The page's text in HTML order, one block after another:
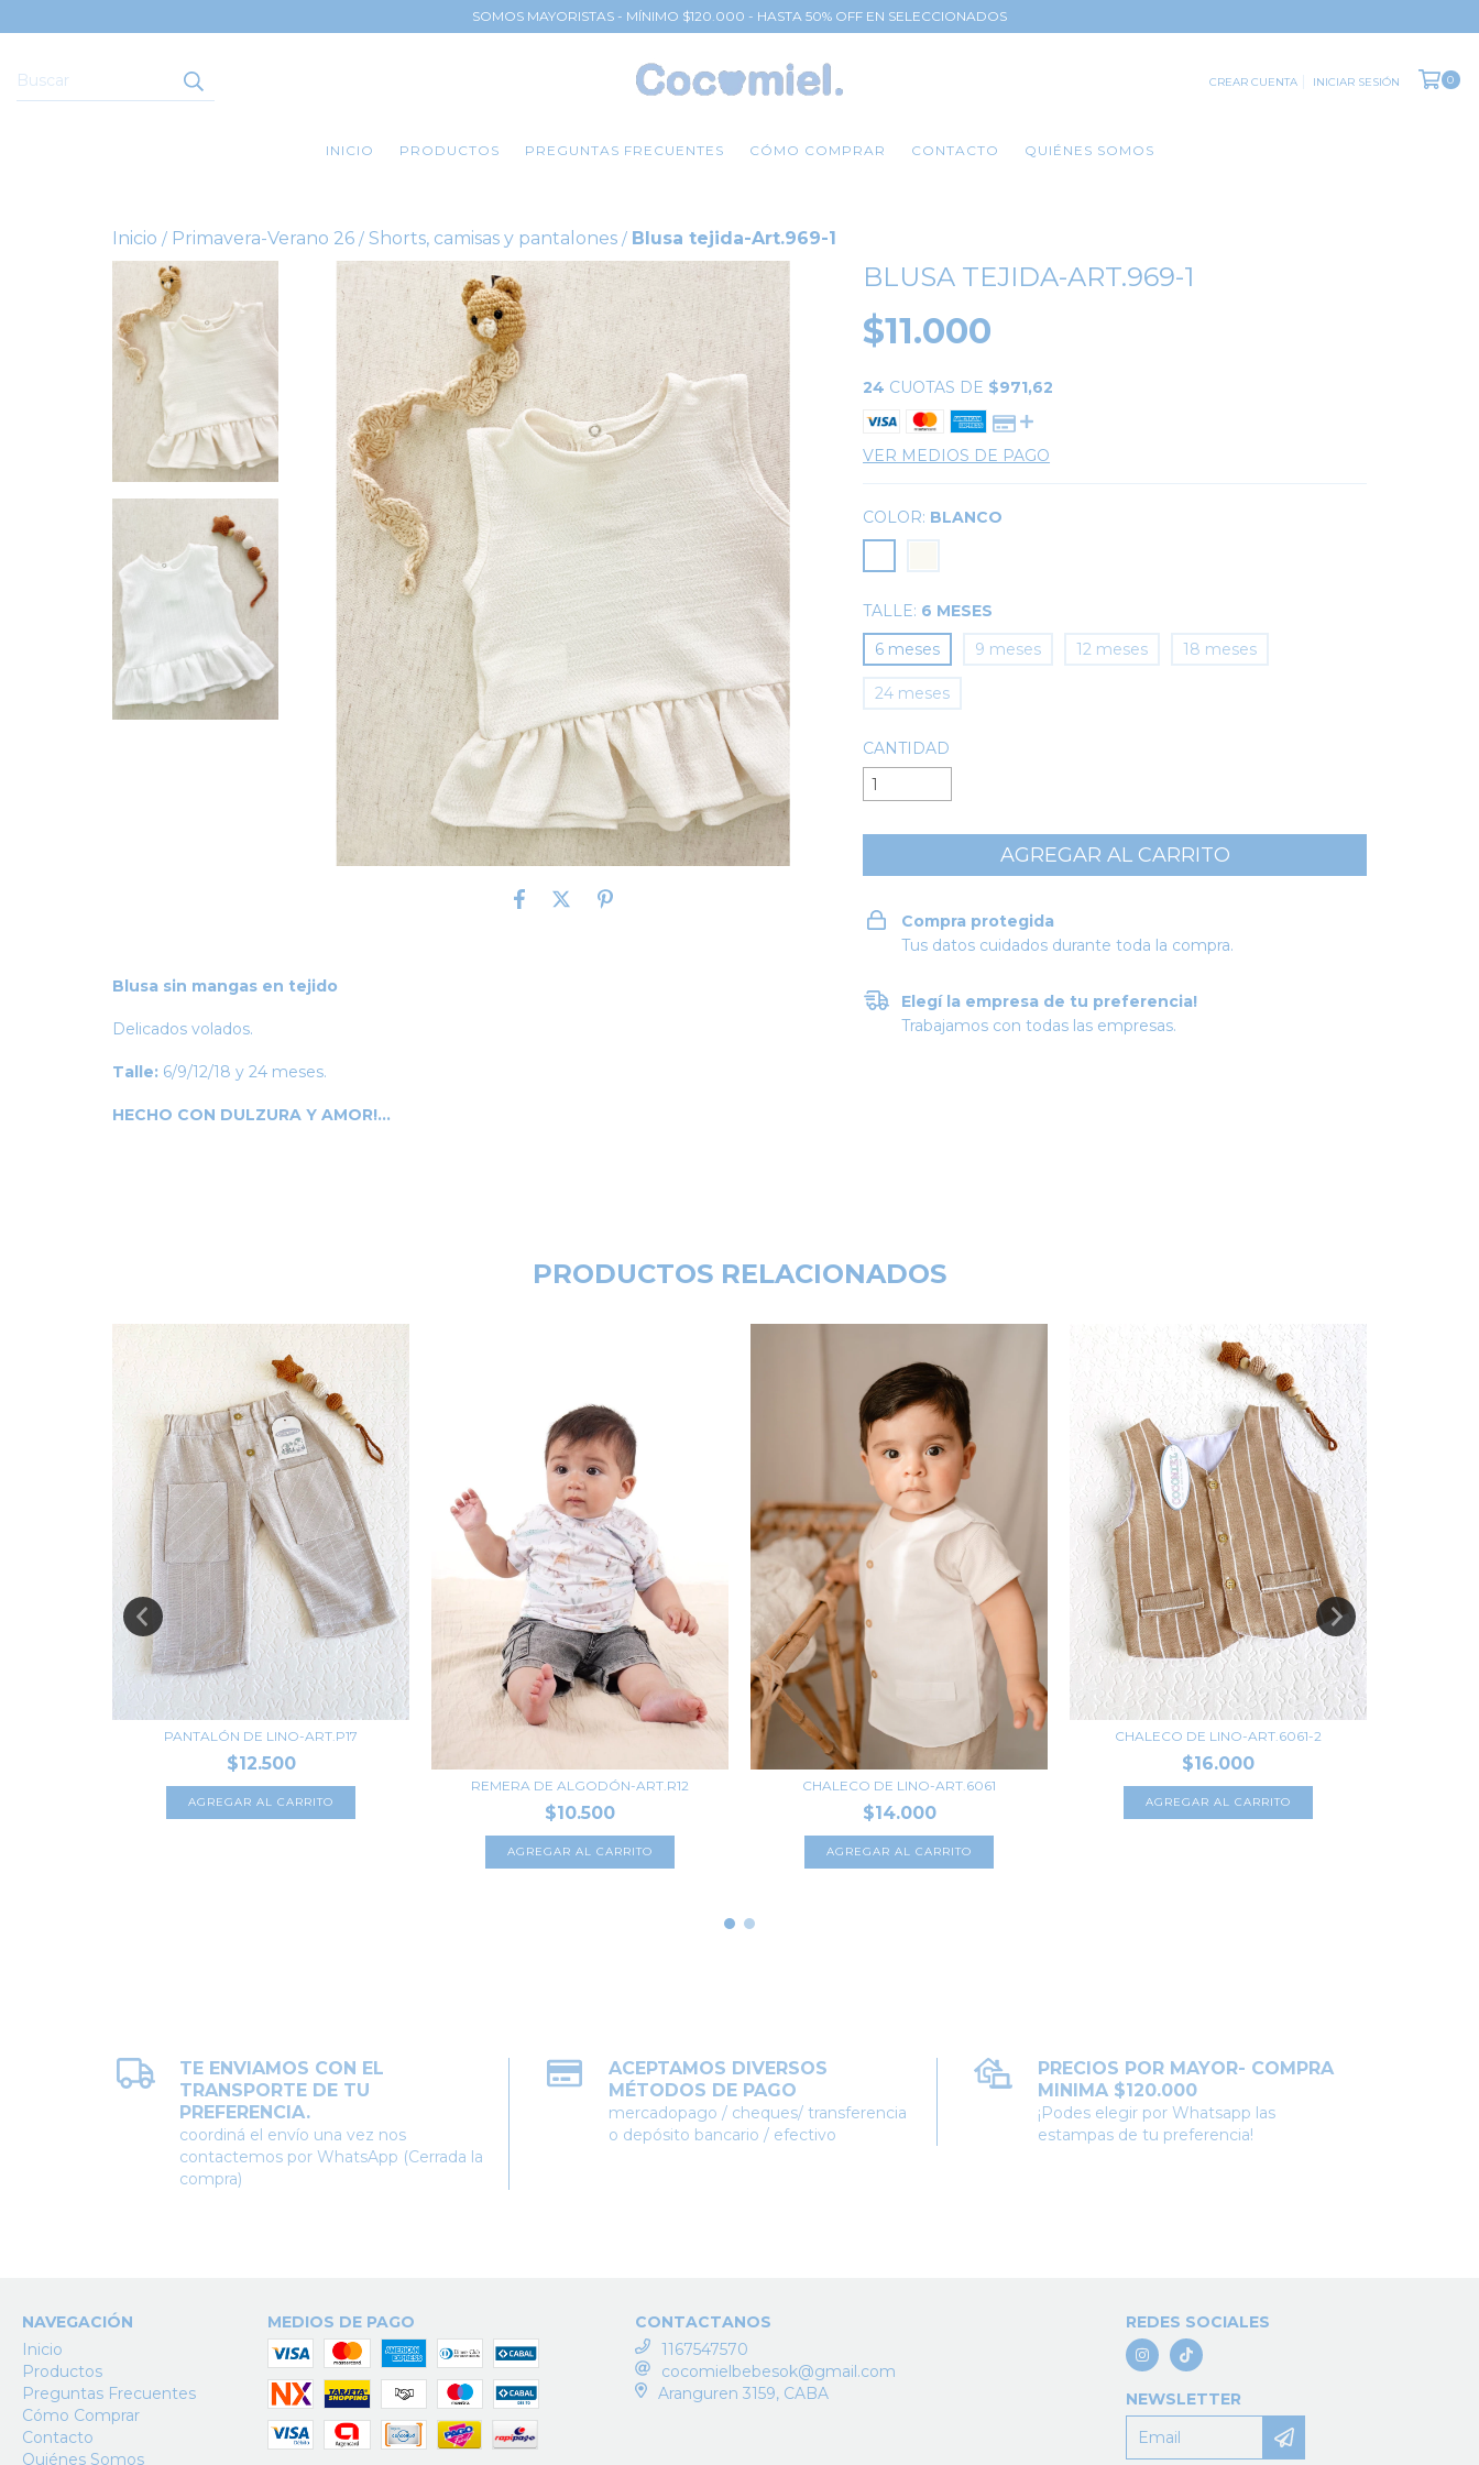
SOMOS MAYORISTAS - MÍNIMO $120.000 - HASTA 50% OFF EN SELECCIONADOS
CREAR CUENTA INICIAR SESIÓN 0
INICIO PRODUCTOS PREGUNTAS FRECUENTES CÓMO COMPRAR CONTACTO QUIÉNES SOMOS
Inicio / Primavera-Verano 26 / Shorts, camisas y pantalones / Blusa tejida-Art.969-1
Blusa sin mangas en tejido
Delicados volados.
Talle: 6/9/12/18 y 24 meses.
HECHO CON DULZURA Y AMOR!...
BLUSA TEJIDA-ART.969-1
$11.000
24 CUOTAS DE $971,62
VER MEDIOS DE PAGO
COLOR: BLANCO
TALLE: 6 MESES
6 meses
9 meses 12 meses 18 meses
24 meses
CANTIDAD
Compra protegida
Tus datos cuidados durante toda la compra.
Elegí la empresa de tu preferencia!
Trabajamos con todas las empresas.
PRODUCTOS RELACIONADOS
PANTALÓN DE LINO-ART.P17
$12.500
AGREGAR AL CARRITO
REMERA DE ALGODÓN-ART.R12
$10.500
AGREGAR AL CARRITO
CHALECO DE LINO-ART.6061
$14.000
AGREGAR AL CARRITO
CHALECO DE LINO-ART.6061-2
$16.000
AGREGAR AL CARRITO
TE ENVIAMOS CON EL
TRANSPORTE DE TU
PREFERENCIA.
coordiná el envío una vez nos
contactemos por WhatsApp (Cerrada la
compra)
ACEPTAMOS DIVERSOS
MÉTODOS DE PAGO
mercadopago / cheques/ transferencia
o depósito bancario / efectivo
PRECIOS POR MAYOR- COMPRA
MINIMA $120.000
¡Podes elegir por Whatsapp las
estampas de tu preferencia!
NAVEGACIÓN
Inicio
Productos
Preguntas Frecuentes
Cómo Comprar
Contacto
Quiénes Somos
MEDIOS DE PAGO
CONTACTANOS
1167547570
cocomielbebesok@gmail.com
Aranguren 3159, CABA
REDES SOCIALES
NEWSLETTER